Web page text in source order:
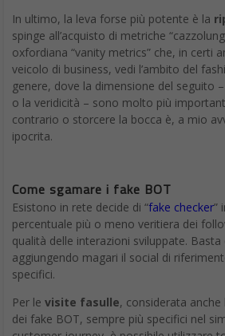
In ultimo, la leva forse più potente è la
spinge all’acquisto di metriche
oxfordiana “vanity metrics” che, in certi
veicolo di business, vedi l’ambito del
genere, dove la dimensione del seguito
o la veridicità – sono molto più
contrario o storcere la bocca è, a mio
ipocrita.
Come sgamare i fake BOT
Esistono in rete decide di “fake checker”
percentuale più o meno veritiera dei
qualità delle interazioni sviluppate.
aggiungendo magari il social di
specifici.
Per le visite fasulle, considerata anche
dei fake BOT, sempre più specifici nel